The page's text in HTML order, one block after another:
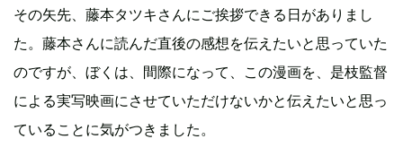
その矢先、藤本タツキさんにご挨拶できる日がありまし
た。藤本さんに読んだ直後の感想を伝えたいと思っていた
のですが、ぼくは、間際になって、この漫画を、是枝監督
による実写映画にさせていただけないかと伝えたいと思っ
ていることに気がつきました。